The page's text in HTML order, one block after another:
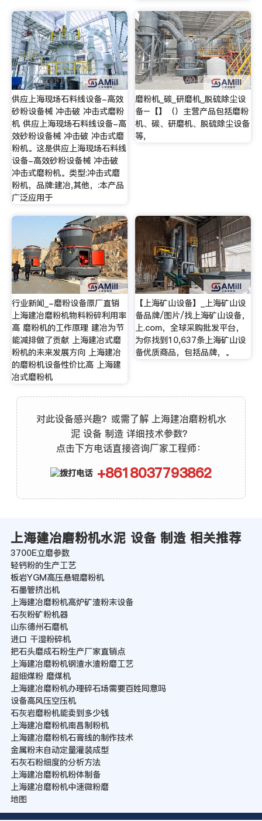
供应上海现场石料线设备-高效
砂粉设备械 冲击破 冲击式磨粉
机 供应上海现场石料线设备-高
效砂粉设备械 冲击破 冲击式磨
粉机。这是供应上海现场石料线
设备-高效砂粉设备械 冲击破
冲击式磨粉机。类型:冲击式磨
粉机，品牌:建冶,其他，:本产品
广泛应用于
磨粉机_碳_研磨机_脱硫除尘设
备–【】（）主营产品包括磨粉
机、碳、研磨机、脱硫除尘设备
等,
行业新闻_-磨粉设备原厂直销
上海建冶磨粉机物料粉碎利用率
高 磨粉机的工作原理 建冶为节
能减排做了贡献 上海建冶式磨
粉机的未来发展方向 上海建冶
的磨粉机设备性价比高 上海建
冶式磨粉机
【上海矿山设备】_上海矿山设
备品牌/图片/找上海矿山设备，
上.com，全球采购批发平台，
为你找到10,637条上海矿山设
备优质商品，包括品牌，。
对此设备感兴趣？或需了解 上海建冶磨粉机水
泥 设备 制造 详细技术参数？
点击下方电话直接咨询厂家工程师：
+8618037793862
上海建冶磨粉机水泥 设备 制造 相关推荐
3700E立磨参数
轻钙粉的生产工艺
板岩YGM高压悬辊磨粉机
石墨管挤出机
上海建冶磨粉机高炉矿渣粉末设备
石灰粉矿粉机器
山东德州石磨机
进口 干湿粉碎机
把石头磨成石粉生产厂家直销点
上海建冶磨粉机钢渣水渣粉磨工艺
超细煤粉 磨煤机
上海建冶磨粉机办理碎石场需要百姓同意吗
设备高风压空压机
石灰岩磨粉机能卖到多少钱
上海建冶磨粉机南昌制粉机
上海建冶磨粉机石膏线的制作技术
金属粉末自动定量灌装成型
石灰石粉细度的分析方法
上海建冶磨粉机粉体制备
上海建冶磨粉机中速微粉磨
地图